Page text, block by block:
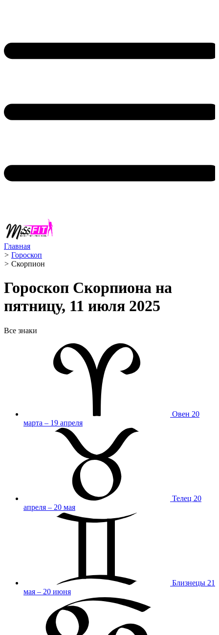
Главная
> Гороскоп
> Скорпион ️
Гороскоп Скорпиона на
пятницу, 11 июля 2025
Все знаки
Овен 20
марта – 19 апреля
Телец 20
апреля – 20 мая
Близнецы 21
мая – 20 июня